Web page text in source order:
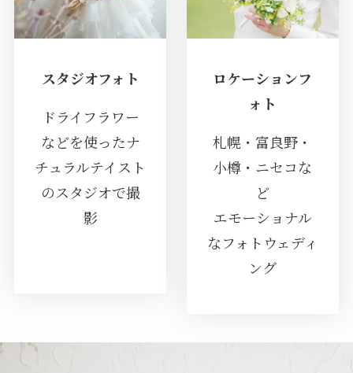
スタジオフォト
ドライフラワー
などを使ったナ
チュラルテイスト
のスタジオで撮
影
ロケーションフ
ォト
札幌・富良野・
小樽・ニセコな
ど
エモーショナル
なフォトウェディ
ング